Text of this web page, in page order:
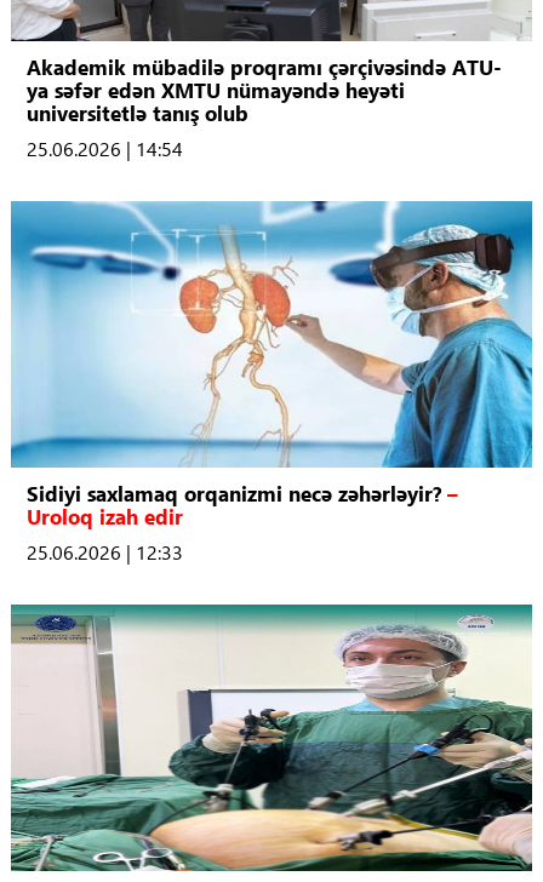
Akademik mübadilə proqramı çərçivəsində ATU-
ya səfər edən XMTU nümayəndə heyəti
universitetlə tanış olub
25.06.2026 | 14:54
Sidiyi saxlamaq orqanizmi necə zəhərləyir? –
Uroloq izah edir
25.06.2026 | 12:33